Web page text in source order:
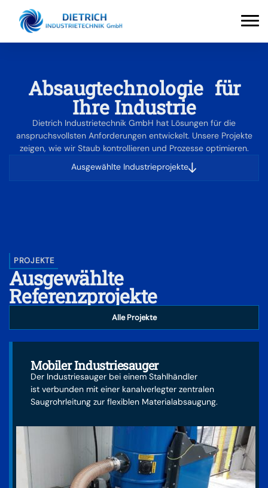
Absaugtechnologie für
Ihre Industrie
Dietrich Industrietechnik GmbH hat Lösungen für die
anspruchsvollsten Anforderungen entwickelt. Unsere Projekte
zeigen, wie wir Staub kontrollieren und Prozesse optimieren.
Ausgewählte Industrieprojekte
PROJEKTE
Ausgewählte
Referenzprojekte
Alle Projekte
Mobiler Industriesauger
Der Industriesauger bei einem Stahlhändler
ist verbunden mit einer kanalverlegter zentralen
Saugrohrleitung zur flexiblen Materialabsaugung.